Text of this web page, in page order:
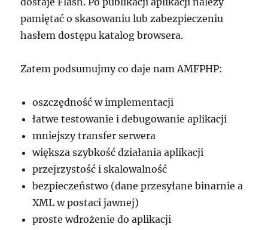
pamiętać o skasowaniu lub zabezpieczeniu
hasłem dostępu katalog browsera.
Zatem podsumujmy co daje nam AMFPHP:
oszczędność w implementacji
łatwe testowanie i debugowanie aplikacji
mniejszy transfer serwera
większa szybkość działania aplikacji
przejrzystość i skalowalność
bezpieczeństwo (dane przesyłane binarnie a
XML w postaci jawnej)
proste wdrożenie do aplikacji